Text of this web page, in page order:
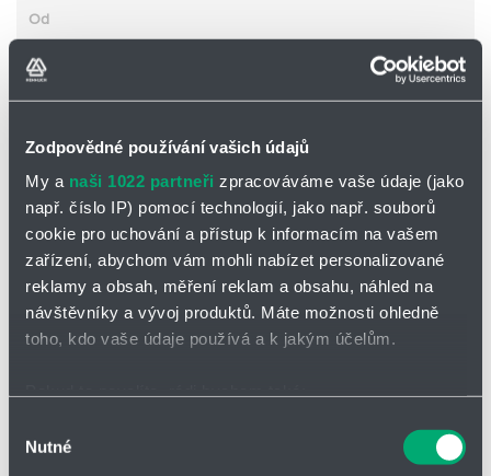
Zodpovědné používání vašich údajů
My a naši 1022 partneři zpracováváme vaše údaje (jako
např. číslo IP) pomocí technologií, jako např. souborů
cookie pro uchování a přístup k informacím na vašem
zařízení, abychom vám mohli nabízet personalizované
reklamy a obsah, měření reklam a obsahu, náhled na
návštěvníky a vývoj produktů. Máte možnosti ohledně
toho, kdo vaše údaje používá a k jakým účelům.
které mohou být přesné na několik metrů
souhlasu
Nutné
Zrušit filtrování
Filtrovat
Číslo zboží